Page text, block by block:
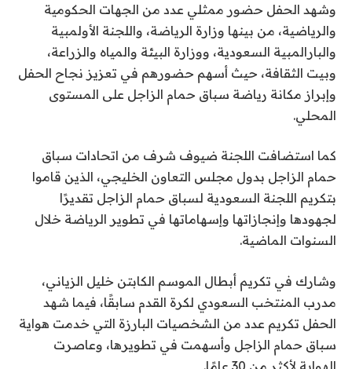
وشهد الحفل حضور ممثلي عدد من الجهات الحكومية
والرياضية، من بينها وزارة الرياضة، واللجنة الأولمبية
والبارالمبية السعودية، ووزارة البيئة والمياه والزراعة،
وبيت الثقافة، حيث أسهم حضورهم في تعزيز نجاح الحفل
وإبراز مكانة رياضة سباق حمام الزاجل على المستوى
المحلي.
كما استضافت اللجنة ضيوف شرف من اتحادات سباق
حمام الزاجل بدول مجلس التعاون الخليجي، الذين قاموا
بتكريم اللجنة السعودية لسباق حمام الزاجل تقديرًا
لجهودها وإنجازاتها وإسهاماتها في تطوير الرياضة خلال
السنوات الماضية.
وشارك في تكريم أبطال الموسم الكابتن خليل الزياني،
مدرب المنتخب السعودي لكرة القدم سابقًا، فيما شهد
الحفل تكريم عدد من الشخصيات البارزة التي خدمت هواية
سباق حمام الزاجل وأسهمت في تطويرها، وعاصرت
الهواية لأكثر من 30 عامًا.